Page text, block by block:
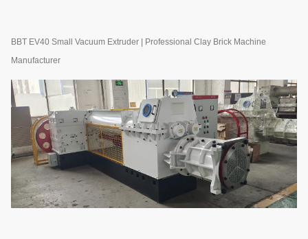
BBT EV40 Small Vacuum Extruder | Professional Clay Brick Machine
Manufacturer